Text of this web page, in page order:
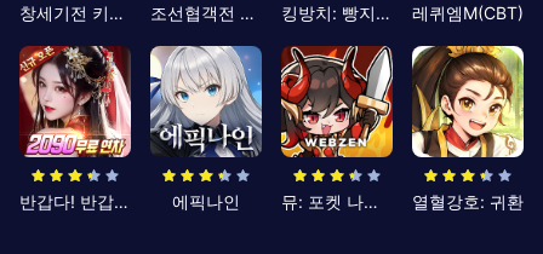
창세기전 키우기 조선협객전 클래식 킹방치: 빵지의 제왕 레퀴엠M(CBT)
반갑다! 반갑삼국지 에픽나인 뮤: 포켓 나이츠 열혈강호: 귀환